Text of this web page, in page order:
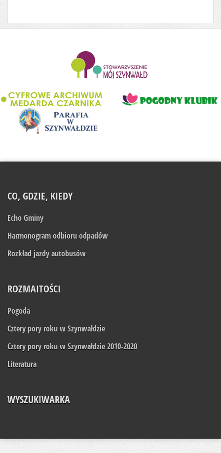
CO, GDZIE, KIEDY
Echo Gminy
Harmonogram odbioru odpadów
Rozkład jazdy autobusów
ROZMAITOŚCI
Pogoda
Cztery pory roku w Szynwałdzie
Cztery pory roku w Szynwałdzie 2010-2020
Literatura
WYSZUKIWARKA